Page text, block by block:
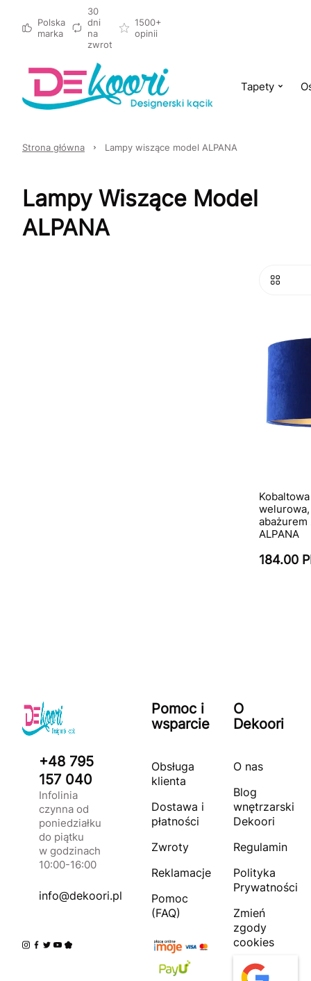
Polska
marka
30
dni
na
zwrot
1500+
opinii
Tapety
Strona główna Lampy wiszące model ALPANA
Lampy Wiszące Model
ALPANA
abażurem
ALPANA
184.00
+48 795
157 040
Infolinia
czynna od
poniedziałku
do piątku
w godzinach
10:00-16:00
info@dekoori.pl
Pomoc i
wsparcie
Obsługa
klienta
Dostawa i
płatności
Zwroty
Reklamacje
Pomoc
(FAQ)
O
Dekoori
O nas
Blog
wnętrzarski
Dekoori
Regulamin
Polityka
Prywatności
Zmień
zgody
cookies